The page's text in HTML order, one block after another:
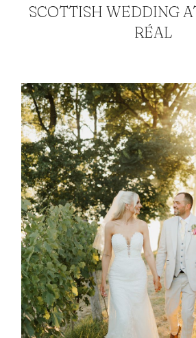
SCOTTISH WEDDING
RÉAL